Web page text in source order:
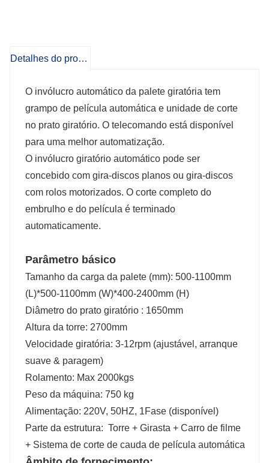
terminado automaticamente.
Detalhes do produto
O invólucro automático da palete giratória tem
grampo de película automática e unidade de corte
no prato giratório. O telecomando está disponível
para uma melhor automatização.
O invólucro giratório automático pode ser
concebido com gira-discos planos ou gira-discos
com rolos motorizados. O corte completo do
embrulho e do película é terminado
automaticamente.
Parâmetro básico
Tamanho da carga da palete (mm): 500-1100mm
(L)*500-1100mm (W)*400-2400mm (H)
Diâmetro do prato giratório : 1650mm
Altura da torre: 2700mm
Velocidade giratória: 3-12rpm (ajustável, arranque
suave & paragem)
Rolamento: Max 2000kgs
Peso da máquina: 750 kg
Alimentação: 220V, 50HZ, 1Fase (disponível)
Parte da estrutura: Torre + Girasta + Carro de filme
+ Sistema de corte de cauda de película automática